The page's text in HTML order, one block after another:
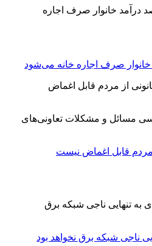
مسائل و مشکلات تعاونی‌های
مردم قابل اغماض نیست
ناجی شبکه برق نخواهد بود